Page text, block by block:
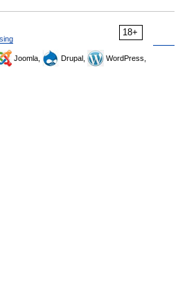
18+
Joomla, Drupal,
WordPress,